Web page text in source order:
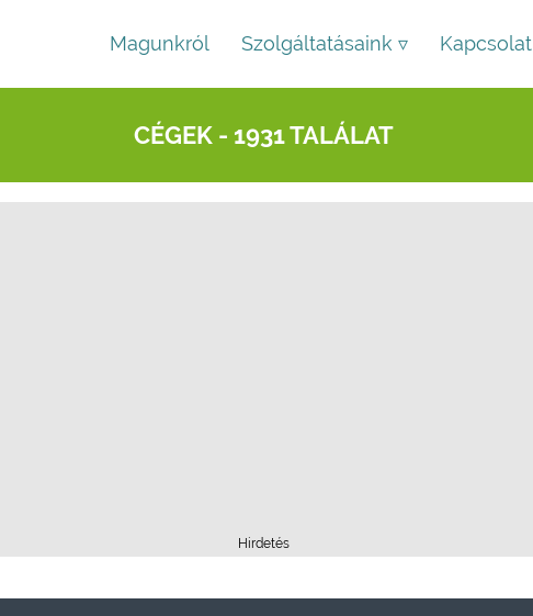
Magunkról Szolgáltatásaink ▿ Kapcsolat
CÉGEK - 1931 TALÁLAT
Hirdetés